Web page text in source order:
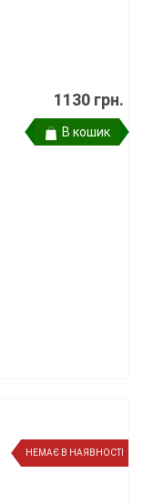
1130 грн.
В кошик
НЕМАЄ В НАЯВНОСТІ